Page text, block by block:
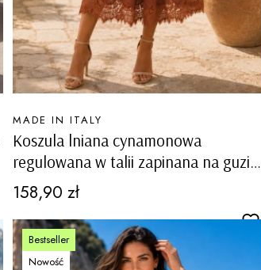
Koszula lniana cynamonowa
regulowana w talii zapinana na guziki
kieszenie cargo Meduno
PRODUCENT
MADE IN ITALY
Cena
158,90 zł
Bestseller
Nowość